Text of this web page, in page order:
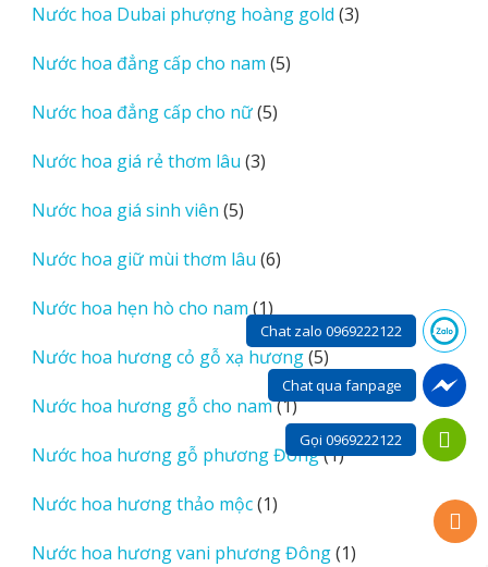
phẩm
Nước hoa Dubai phượng hoàng gold 33
Nước hoa đẳng cấp cho nam 55
Nước hoa đẳng cấp cho nữ 55
Nước hoa giá rẻ thơm lâu 33
Nước hoa giá sinh viên 55
phẩm
Nước hoa giữ mùi thơm lâu 66
phẩm
Nước hoa hẹn hò cho nam 11
sản
phẩm
Nước hoa hương cỏ gỗ xạ hương 55
sản
Nước hoa hương gỗ cho nam 11
sản
phẩm
Nước hoa hương gỗ phương Đông 11
Nước hoa hương thảo mộc 11
phẩm
Nước hoa hương vani phương Đông 11
Chat zalo 0969222122
Chat qua fanpage
Gọi 0969222122